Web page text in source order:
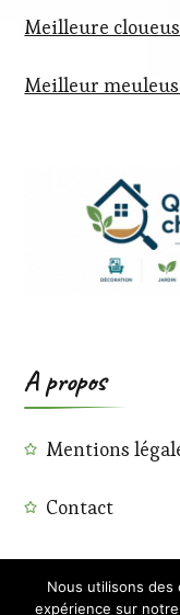
Meilleure
Meilleur
A propos
Mentions
Contact
Nous utilisons des
expérience sur